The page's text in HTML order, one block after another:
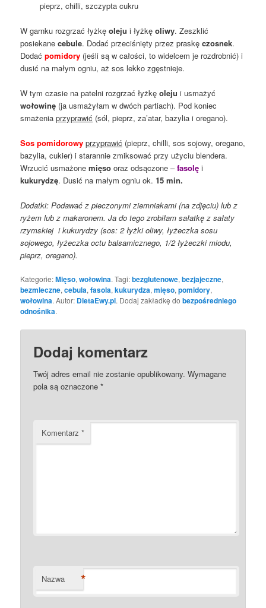
pieprz, chilli, szczypta cukru
W garnku rozgrzać łyżkęoleju i łyżkęoliwy. Zeszklić
posiekane cebule. Dodać przeciśnięty przez praskęczosnek.
Dodaćpomidory (jeśli są w całości, to widelcem je rozdrobnić) i
dusić na małym ogniu, aż sos lekko zgęstnieje.
W tym czasie na patelni rozgrzać łyżkęoleju i usmażyć
wołowinę (ja usmażyłam w dwóch partiach). Pod koniec
smażeniaprzyprawić (sól, pieprz, za’atar, bazylia i oregano).
Sos pomidorowy przyprawić (pieprz, chilli, sos sojowy, oregano,
bazylia, cukier) i starannie zmiksować przy użyciu blendera.
Wrzucić usmażonemięso oraz odsączone –fasolę i
kukurydzę. Dusić na małym ogniu ok.15 min.
Dodatki: Podawać z pieczonymi ziemniakami (na zdjęciu) lub z
ryżem lub z makaronem. Ja do tego zrobiłam sałatkę z sałaty
rzymskiej i kukurydzy (sos: 2 łyżki oliwy, łyżeczka sosu
sojowego, łyżeczka octu balsamicznego, 1/2 łyżeczki miodu,
pieprz, oregano).
Kategorie:Mięso,wołowina. Tagi:bezglutenowe,bezjajeczne,
bezmleczne,cebula,fasola,kukurydza,mięso,pomidory,
wołowina. Autor: DietaEwy.pl. Dodaj zakładkę dobezpośredniego
odnośnika.
Dodaj komentarz
Twój adres email nie zostanie opublikowany. Wymagane
pola są oznaczone*
Komentarz*
Nazwa *